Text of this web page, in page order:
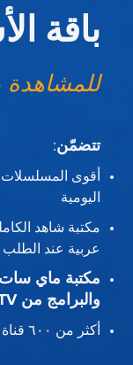
باقة
للمشاهدة
تتضمّن:
أقوى المسلسلات
اليومية
مكتبة شاهد
عربية عند الطلب
مكتبة ماي
والبرامج من MTV، الجديد وLBCI
أكثر من ٦٠٠ قناة عربية وأمريكية مجانية